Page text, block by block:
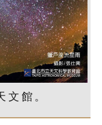
館。